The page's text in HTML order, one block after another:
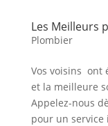
Les Meilleurs
Plombier
Vos voisins ont
et la meilleure
Appelez-nous
pour un